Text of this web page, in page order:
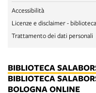
Accessibilità
Licenze e disclaimer -
Trattamento dei dati personali
BIBLIOTECA
BIBLIOTECA
BOLOGNA ONLINE